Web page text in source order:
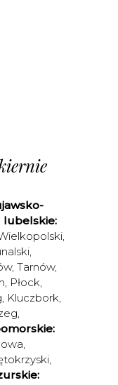
lubelskie:
,
,
, Tarnów,
, Płock,
, Kluczbork,
,
,
,